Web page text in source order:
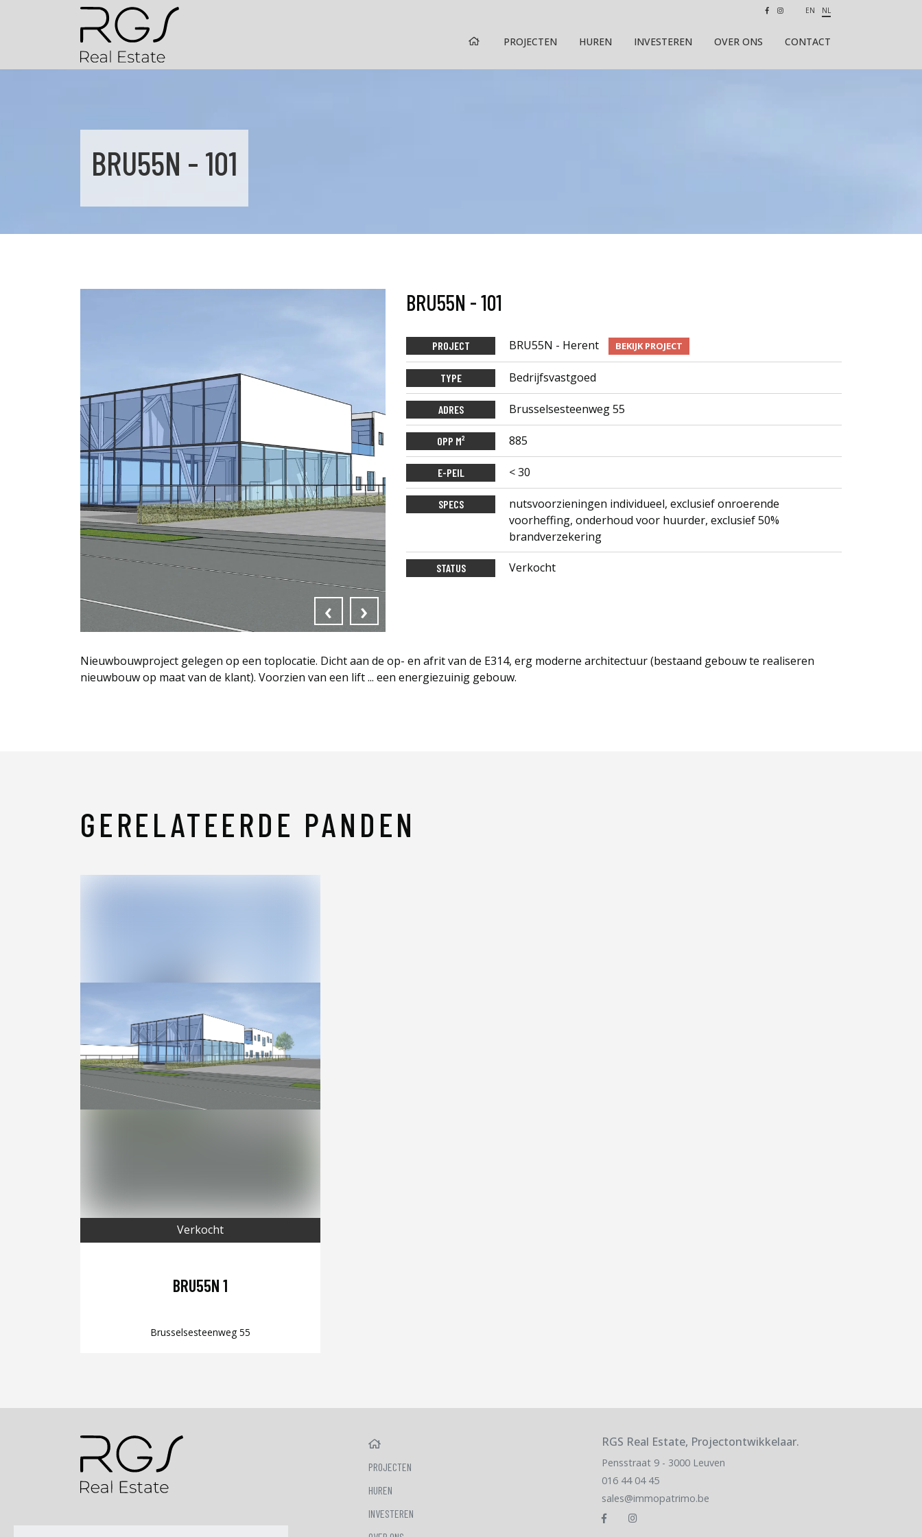
EN NL
HOME PROJECTEN HUREN INVESTEREN OVER ONS CONTACT
BRU55N - 101
‹ ›
BRU55N - 101
PROJECT BRU55N - Herent BEKIJK PROJECT
TYPE Bedrijfsvastgoed
ADRES Brusselsesteenweg 55
OPP M² 885
E-PEIL < 30
SPECS
nutsvoorzieningen individueel, exclusief onroerende
voorheffing, onderhoud voor huurder, exclusief 50%
brandverzekering
STATUS Verkocht
Nieuwbouwproject gelegen op een toplocatie. Dicht aan de op- en afrit van de E314, erg moderne architectuur (bestaand gebouw te realiseren
nieuwbouw op maat van de klant). Voorzien van een lift ... een energiezuinig gebouw.
GERELATEERDE PANDEN
Verkocht
BRU55N 1
Brusselsesteenweg 55
HOME
PROJECTEN
HUREN
INVESTEREN
RGS Real Estate, Projectontwikkelaar.
Pensstraat 9 - 3000 Leuven
016 44 04 45
sales@immopatrimo.be